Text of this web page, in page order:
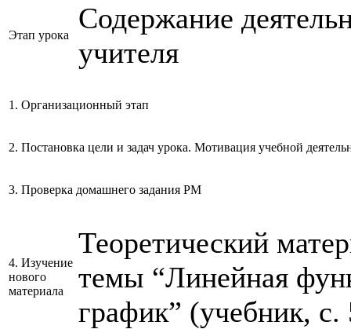
Этап урока
Содержание
учителя
1. Организационный этап
2. Постановка цели и задач урока. Мотивация учебной
3. Проверка домашнего задания РМ
4. Изучение
нового
материала
Теоретический
темы “Линейная
график” (учебник, с.